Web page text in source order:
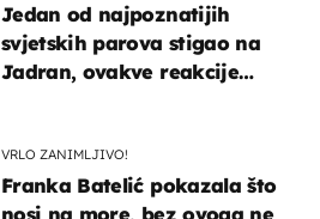
Jedan od najpoznatijih
svjetskih parova stigao na
Jadran, ovakve reakcije
VRLO ZANIMLJIVO!
Franka Batelić pokazala što
nosi na more, bez ovoga ne